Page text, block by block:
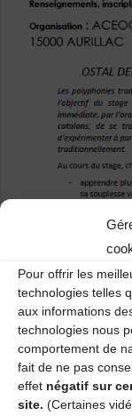
Pour offrir les
technologies telles
aux informations
technologies nous
comportement de
fait de ne pas
effet négatif sur
site. (Certaines